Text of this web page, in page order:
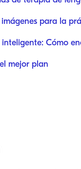
para la
Cómo
mejor plan